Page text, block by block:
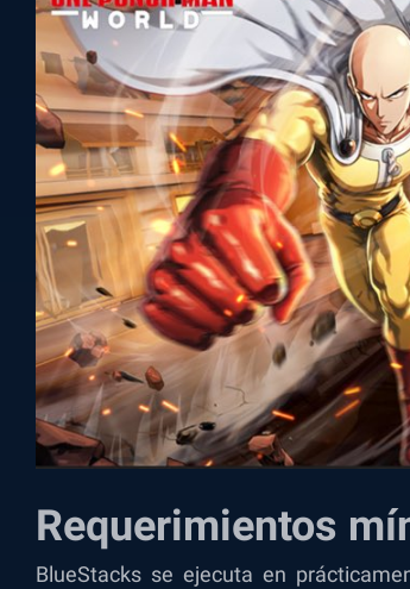
Requerimientos
BlueStacks se ejecuta en